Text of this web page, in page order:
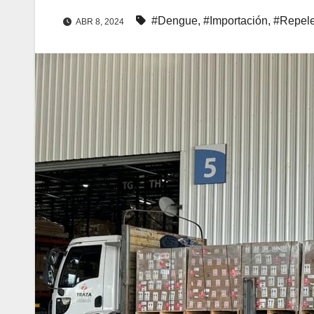
ABR 8, 2024 #Dengue, #Importación,